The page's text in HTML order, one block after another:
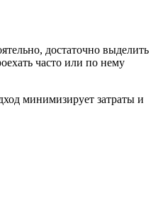
достаточно выделить
часто или по нему
минимизирует затраты и